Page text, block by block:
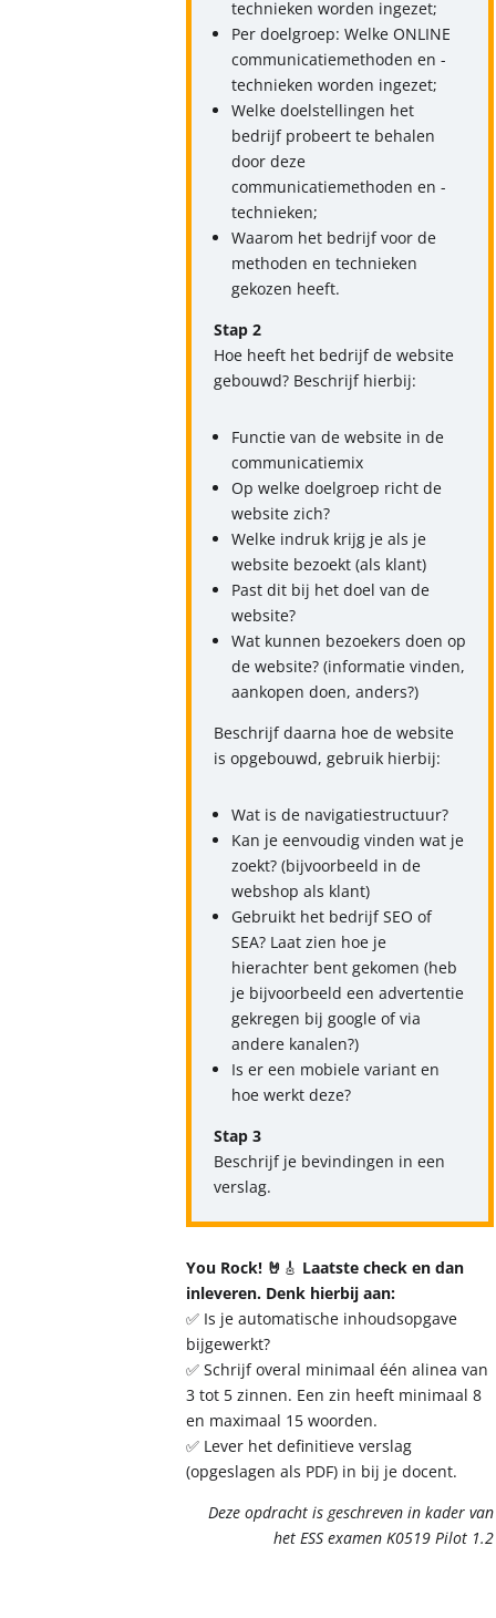
technieken worden ingezet;
Per doelgroep: Welke ONLINE
communicatiemethoden en -
technieken worden ingezet;
Welke doelstellingen het
bedrijf probeert te behalen
door deze
communicatiemethoden en -
technieken;
Waarom het bedrijf voor de
methoden en technieken
gekozen heeft.
Stap 2
Hoe heeft het bedrijf de website
gebouwd? Beschrijf hierbij:
Functie van de website in de
communicatiemix
Op welke doelgroep richt de
website zich?
Welke indruk krijg je als je
website bezoekt (als klant)
Past dit bij het doel van de
website?
Wat kunnen bezoekers doen op
de website? (informatie vinden,
aankopen doen, anders?)
Beschrijf daarna hoe de website
is opgebouwd, gebruik hierbij:
Wat is de navigatiestructuur?
Kan je eenvoudig vinden wat je
zoekt? (bijvoorbeeld in de
webshop als klant)
Gebruikt het bedrijf SEO of
SEA? Laat zien hoe je
hierachter bent gekomen (heb
je bijvoorbeeld een advertentie
gekregen bij google of via
andere kanalen?)
Is er een mobiele variant en
hoe werkt deze?
Stap 3
Beschrijf je bevindingen in een
verslag.
You Rock! 🤘 🎸 Laatste check en dan
inleveren. Denk hierbij aan:
✅ Is je automatische inhoudsopgave
bijgewerkt?
✅ Schrijf overal minimaal één alinea van
3 tot 5 zinnen. Een zin heeft minimaal 8
en maximaal 15 woorden.
✅ Lever het definitieve verslag
(opgeslagen als PDF) in bij je docent.
Deze opdracht is geschreven in kader van
het ESS examen K0519 Pilot 1.2